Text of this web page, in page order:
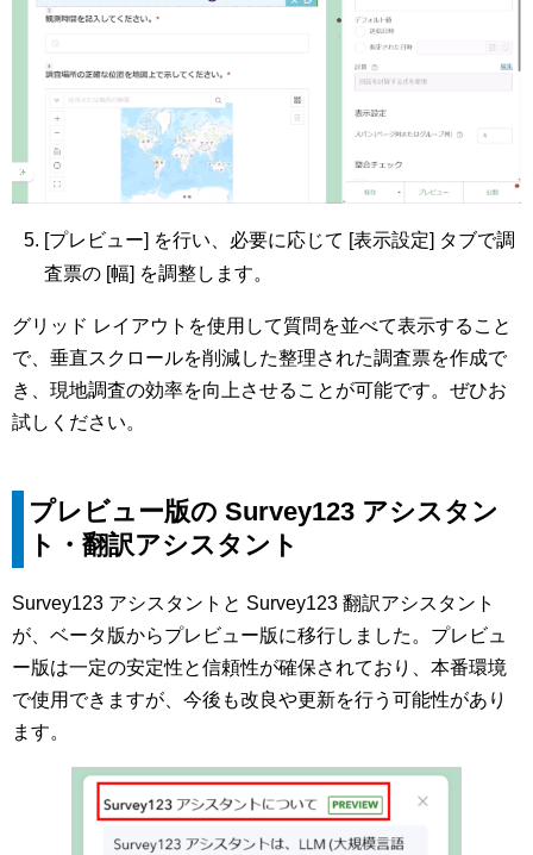
[プレビュー] を行い、必要に応じて [表示設定] タブで調
査票の [幅] を調整します。
グリッド レイアウトを使用して質問を並べて表示すること
で、垂直スクロールを削減した整理された調査票を作成で
き、現地調査の効率を向上させることが可能です。ぜひお
試しください。
プレビュー版の Survey123 アシスタン
ト・翻訳アシスタント
Survey123 アシスタントと Survey123 翻訳アシスタント
が、ベータ版からプレビュー版に移行しました。プレビュ
ー版は一定の安定性と信頼性が確保されており、本番環境
で使用できますが、今後も改良や更新を行う可能性があり
ます。